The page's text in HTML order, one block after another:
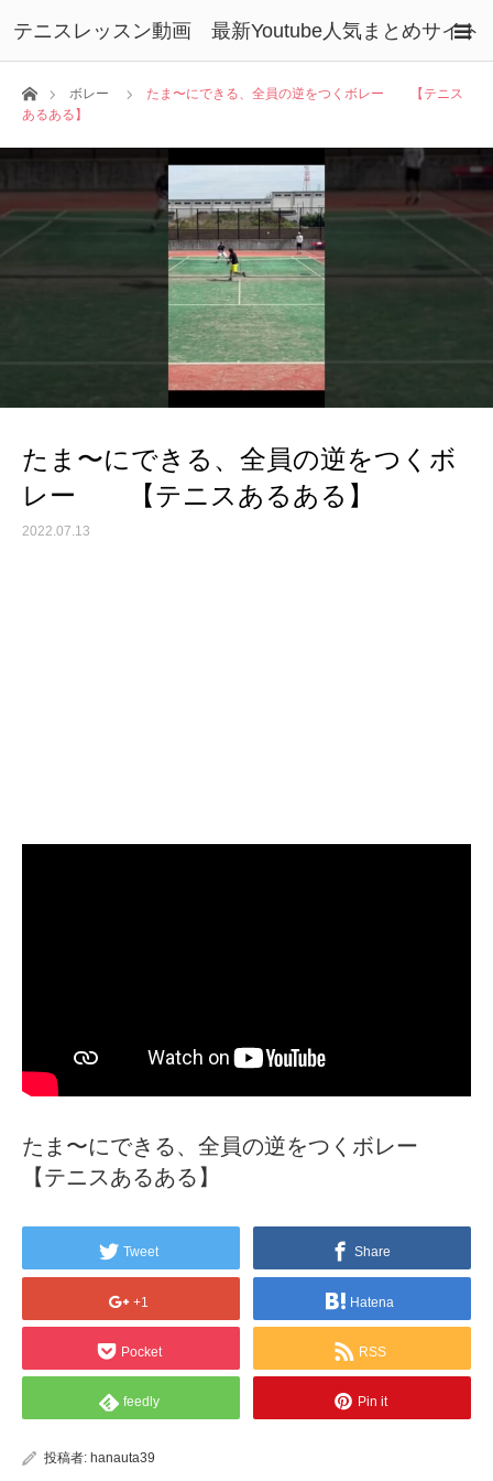
テニスレッスン動画 最新Youtube人気まとめサイト
ホームボレー
たま〜にできる、全員の逆をつくボレー 【テニス
あるある】
たま〜にできる、全員の逆をつくボ
レー 【テニスあるある】
2022.07.13
たま〜にできる、全員の逆をつくボレー
【テニスあるある】
Tweet Share
+1 Hatena
Pocket RSS
feedly Pin it
投稿者: hanauta39